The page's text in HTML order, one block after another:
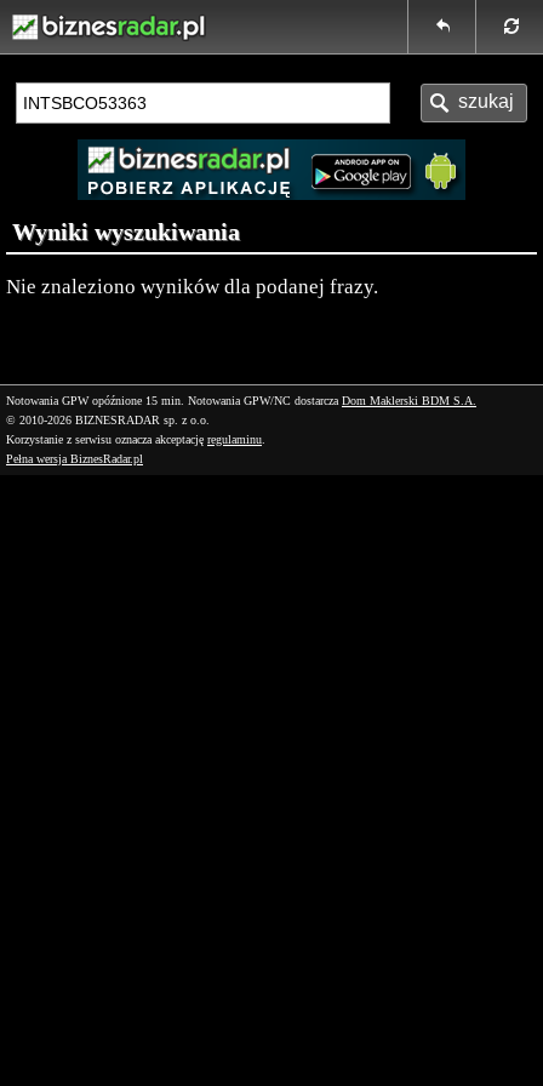
Wyniki wyszukiwania
Nie znaleziono wyników dla podanej frazy.
Notowania GPW opóźnione 15 min. Notowania GPW/NC dostarcza Dom Maklerski BDM S.A.
© 2010-2026 BIZNESRADAR sp. z o.o.
Korzystanie z serwisu oznacza akceptację regulaminu
Pełna wersja BiznesRadar.pl